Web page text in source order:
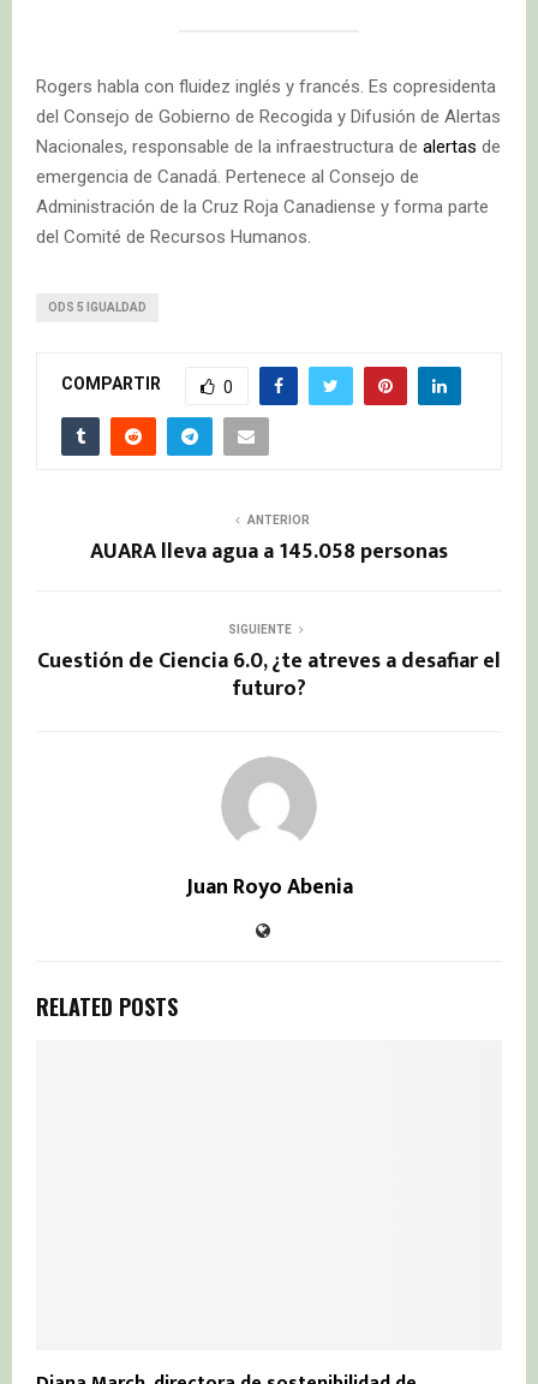
Rogers habla con fluidez inglés y francés. Es copresidenta
del Consejo de Gobierno de Recogida y Difusión de Alertas
Nacionales, responsable de la infraestructura de alertas de
emergencia de Canadá. Pertenece al Consejo de
Administración de la Cruz Roja Canadiense y forma parte
del Comité de Recursos Humanos.
ODS 5 IGUALDAD
COMPARTIR 0
ANTERIOR
AUARA lleva agua a 145.058 personas
SIGUIENTE
Cuestión de Ciencia 6.0, ¿te atreves a desafiar el
futuro?
Juan Royo Abenia
RELATED POSTS